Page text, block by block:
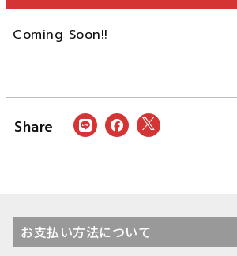
Coming Soon!!
お支払い方法について